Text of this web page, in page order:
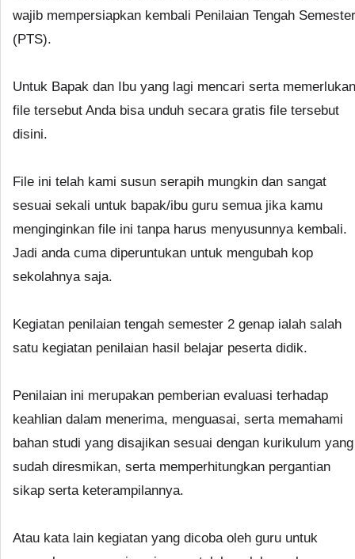
wajib mempersiapkan kembali Penilaian Tengah Semester
(PTS).
Untuk Bapak dan Ibu yang lagi mencari serta memerlukan
file tersebut Anda bisa unduh secara gratis file tersebut
disini.
File ini telah kami susun serapih mungkin dan sangat
sesuai sekali untuk bapak/ibu guru semua jika kamu
menginginkan file ini tanpa harus menyusunnya kembali.
Jadi anda cuma diperuntukan untuk mengubah kop
sekolahnya saja.
Kegiatan penilaian tengah semester 2 genap ialah salah
satu kegiatan penilaian hasil belajar peserta didik.
Penilaian ini merupakan pemberian evaluasi terhadap
keahlian dalam menerima, menguasai, serta memahami
bahan studi yang disajikan sesuai dengan kurikulum yang
sudah diresmikan, serta memperhitungkan pergantian
sikap serta keterampilannya.
Atau kata lain kegiatan yang dicoba oleh guru untuk